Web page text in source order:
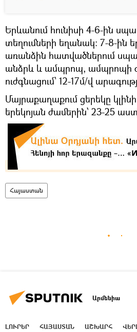
Երևանում հունիսի 4-6-ին
տեղումների եղանակ: 7-8-ին
առանձին հատվածներում
անձրև և ամպրոպ, ամպրոպի
ուժգնացում՝ 12-17մ/վ
Մայրաքաղաքում ցերեկը
երեկոյան ժամերին՝ 23-25
Հայաստան
Արմենիա
ԼՈՒՐԵՐ ՀԱՅԱՍՏԱՆ ԱՇԽԱՐՀ